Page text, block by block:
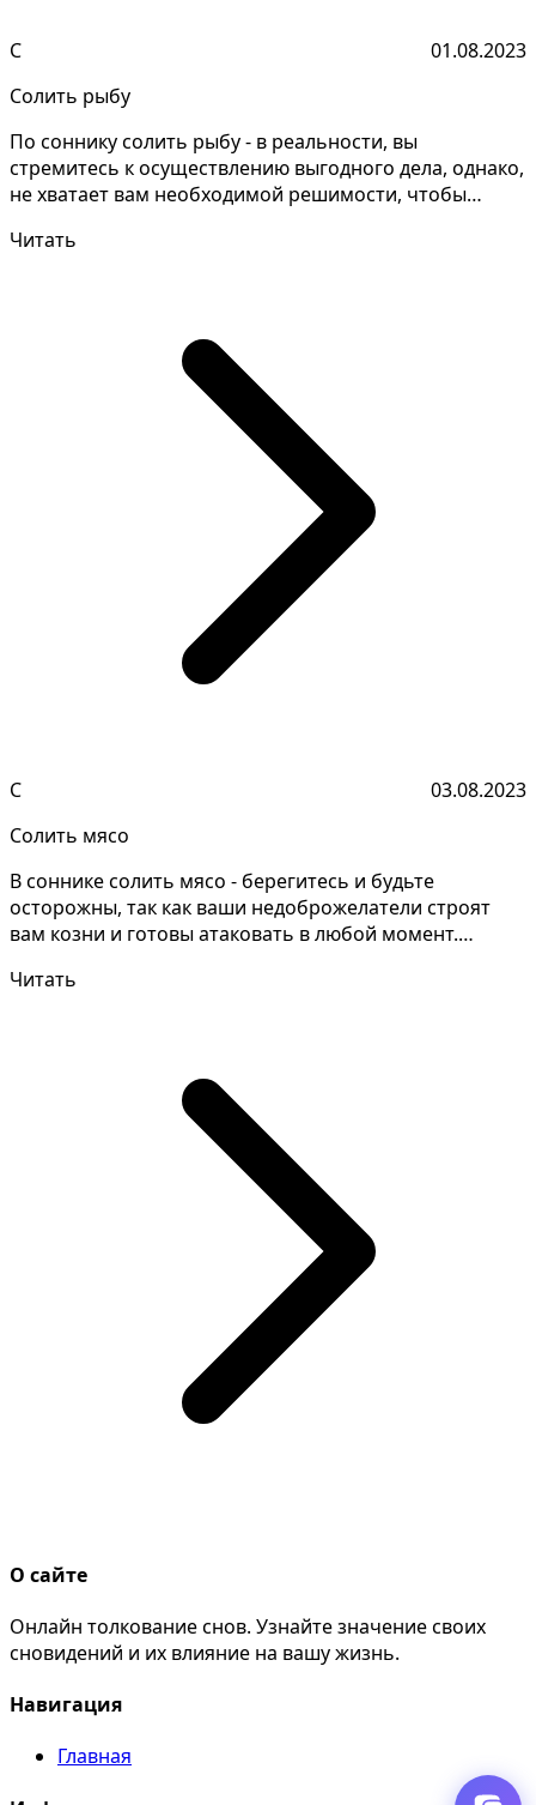
С
01.08.2023
Солить рыбу
По соннику солить рыбу - в реальности, вы
стремитесь к осуществлению выгодного дела, однако,
не хватает вам необходимой решимости, чтобы
Читать
С
03.08.2023
Солить мясо
В соннике солить мясо - берегитесь и будьте
осторожны, так как ваши недоброжелатели строят
вам козни и готовы атаковать в любой момент.
Читать
О сайте
Онлайн толкование снов. Узнайте значение своих
сновидений и их влияние на вашу жизнь.
Навигация
Главная